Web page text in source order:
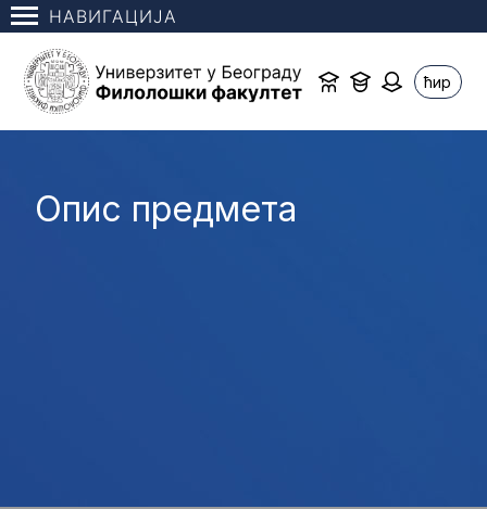
НАВИГАЦИЈА
ћир
Опис предмета